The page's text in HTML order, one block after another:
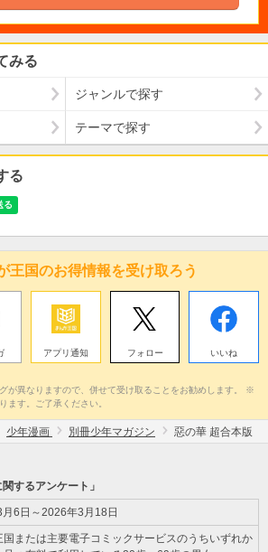
みる
ジャンルで探す
テーマで探す
る
王国のお得情報を受け取ろう
アプリ通知 フォロー いいね
が異なりますので、併せて受け取ることをお勧めします。 ※
ます。ご了承ください。
少年漫画 別冊少年マガジン 惡の華 超合本版
するアンケート」
6日～2026年3月18日
国または主要電子コミックサービスのうちいずれか